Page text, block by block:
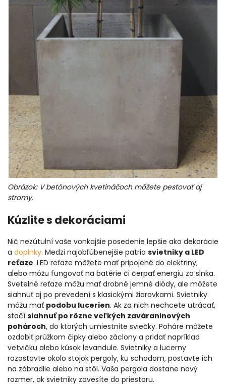
Obrázok: V betónových kvetináčoch môžete pestovať aj
stromy.
Kúzlite s dekoráciami
Nič nezútulní vaše vonkajšie posedenie lepšie ako dekorácie
a doplnky. Medzi najobľúbenejšie patria svietniky a LED
reťaze. LED reťaze môžete mať pripojené do elektriny,
alebo môžu fungovať na batérie či čerpať energiu zo slnka.
Svetelné reťaze môžu mať drobné jemné diódy, ale môžete
siahnuť aj po prevedení s klasickými žiarovkami. Svietniky
môžu mať podobu lucerien. Ak za nich nechcete utrácať,
stačí siahnuť po rôzne veľkých zaváraninových
pohároch, do ktorých umiestnite sviečky. Poháre môžete
ozdobiť prúžkom čipky alebo záclony a pridať napríklad
vetvičku alebo kúsok levandule. Svietniky a lucerny
rozostavte okolo stojok pergoly, ku schodom, postavte ich
na zábradlie alebo na stôl. Vaša pergola dostane nový
rozmer, ak svietniky zavesíte do priestoru.